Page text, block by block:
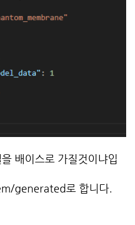
배이스로 가질것이냐입
generated로 합니다.